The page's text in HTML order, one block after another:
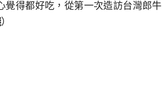
覺得都好吃，從第一次造訪台灣郎牛
）